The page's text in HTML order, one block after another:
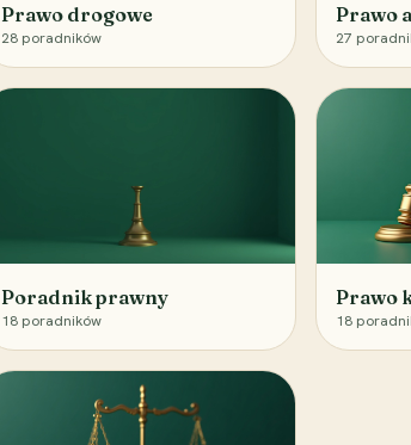
Prawo drogowe
28 poradników
Prawo
27
Poradnik prawny
18 poradników
Prawo
18